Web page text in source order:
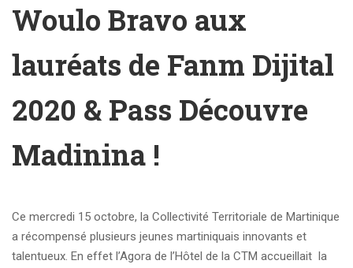
Woulo Bravo aux
lauréats de Fanm Dijital
2020 & Pass Découvre
Madinina !
Ce mercredi 15 octobre, la Collectivité Territoriale de Martinique
a récompensé plusieurs jeunes martiniquais innovants et
talentueux. En effet l’Agora de l’Hôtel de la CTM accueillait la